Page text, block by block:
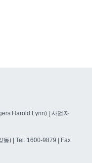
Harold Lynn) | 사업자
동) | Tel: 1600-9879 | Fax